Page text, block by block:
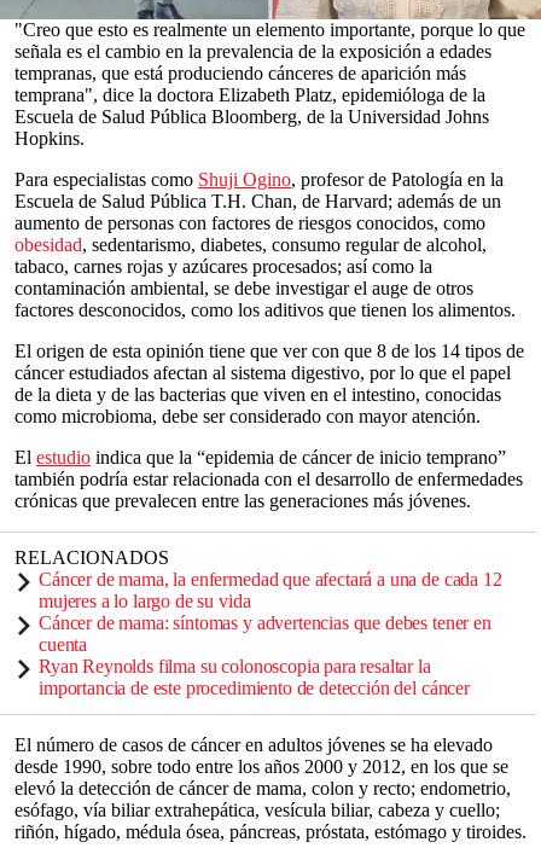
seconds
seconds
"Creo que esto es realmente un elemento importante, porque lo que
señala es el cambio en la prevalencia de la exposición a edades
tempranas, que está produciendo cánceres de aparición más
temprana", dice la doctora Elizabeth Platz, epidemióloga de la
Escuela de Salud Pública Bloomberg, de la Universidad Johns
Hopkins.
Para especialistas como Shuji Ogino, profesor de Patología en la
Escuela de Salud Pública T.H. Chan, de Harvard; además de un
aumento de personas con factores de riesgos conocidos, como
obesidad, sedentarismo, diabetes, consumo regular de alcohol,
tabaco, carnes rojas y azúcares procesados; así como la
contaminación ambiental, se debe investigar el auge de otros
factores desconocidos, como los aditivos que tienen los alimentos.
El origen de esta opinión tiene que ver con que 8 de los 14 tipos de
cáncer estudiados afectan al sistema digestivo, por lo que el papel
de la dieta y de las bacterias que viven en el intestino, conocidas
como microbioma, debe ser considerado con mayor atención.
El estudio indica que la “epidemia de cáncer de inicio temprano”
también podría estar relacionada con el desarrollo de enfermedades
crónicas que prevalecen entre las generaciones más jóvenes.
RELACIONADOS
Cáncer de mama, la enfermedad que afectará a una de cada 12
mujeres a lo largo de su vida
Cáncer de mama: síntomas y advertencias que debes tener en
cuenta
Ryan Reynolds filma su colonoscopia para resaltar la
importancia de este procedimiento de detección del cáncer
El número de casos de cáncer en adultos jóvenes se ha elevado
desde 1990, sobre todo entre los años 2000 y 2012, en los que se
elevó la detección de cáncer de mama, colon y recto; endometrio,
esófago, vía biliar extrahepática, vesícula biliar, cabeza y cuello;
riñón, hígado, médula ósea, páncreas, próstata, estómago y tiroides.